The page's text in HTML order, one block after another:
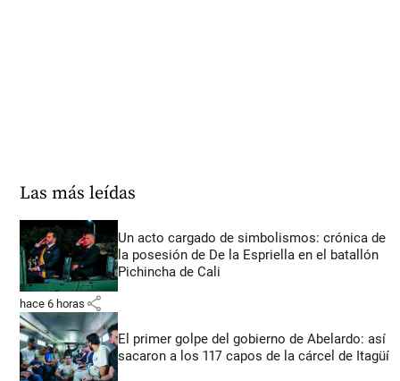
Las más leídas
Un acto cargado de simbolismos: crónica de
la posesión de De la Espriella en el batallón
Pichincha de Cali
hace 6 horas share
El primer golpe del gobierno de Abelardo: así
sacaron a los 117 capos de la cárcel de Itagüí